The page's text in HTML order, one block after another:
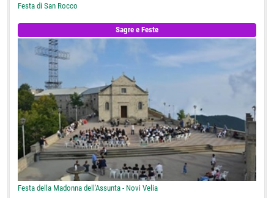
Festa di San Rocco
Sagre e Feste
Festa della Madonna dell'Assunta - Novi Velia